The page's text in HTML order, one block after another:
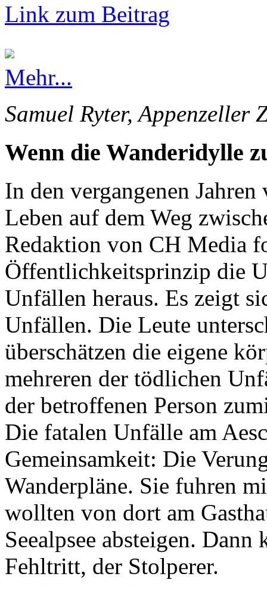
Link zum Beitrag
Mehr...
Samuel Ryter, Appenzeller
Wenn die Wanderidylle
In den vergangenen
Leben auf dem Weg
Redaktion von CH Media
Öffentlichkeitsprinzip die
Unfällen heraus. Es zeigt
Unfällen. Die Leute
überschätzen die eigene
mehreren der tödlichen
der betroffenen Person
Die fatalen Unfälle am
Gemeinsamkeit: Die
Wanderpläne. Sie fuhren
wollten von dort am
Seealpsee absteigen.
Fehltritt, der Stolperer.